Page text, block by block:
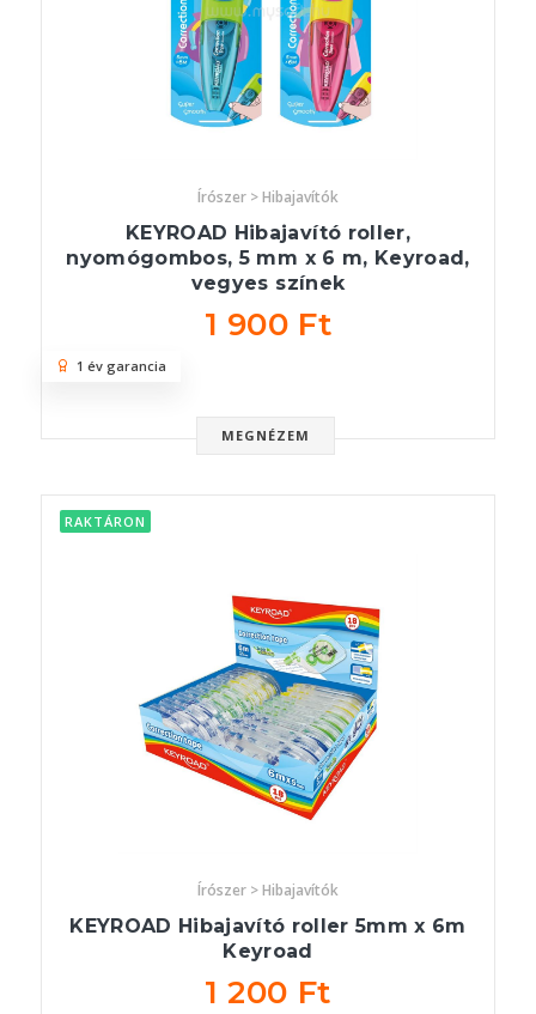
Írószer > Hibajavítók
KEYROAD Hibajavító roller,
nyomógombos, 5 mm x 6 m, Keyroad,
vegyes színek
1 900 Ft
MEGNÉZEM
1 év garancia
RAKTÁRON
Írószer > Hibajavítók
KEYROAD Hibajavító roller 5mm x 6m
Keyroad
1 200 Ft